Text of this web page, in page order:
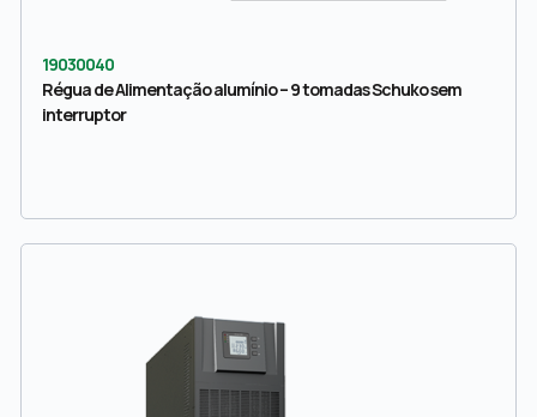
19030040
Régua de Alimentação alumínio – 9 tomadas Schuko sem
interruptor